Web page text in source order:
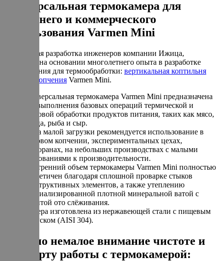
Универсальная термокамера для
домашнего и коммерческого
использования Varmen Mini
Уникальная разработка инженеров компании Ижица,
созданная на основании многолетнего опыта в разработке
оборудования для термообработки: вертикальная коптильня
горячего копчения Varmen Mini.
Универсальная термокамера Varmen Mini предназначена
для выполнения базовых операций термической и
дымовой обработки продуктов питания, таких как мясо,
птица, рыба и сыр.
Из-за малой загрузки рекомендуется использование в
бытовом копчении, экспериментальных цехах,
ресторанах, на небольших производствах с малыми
требованиями к производительности.
Внутренний объем термокамеры Varmen Mini полностью
герметичен благодаря сплошной проварке стыков
конструктивных элементов, а также утеплению
специализированной плотной минеральной ватой с
защитой ото слёживания.
Камера изготовлена из нержавеющей стали с пищевым
допуском (AISI 304).
Уделено немалое внимание чистоте и
комфорту работы с термокамерой: